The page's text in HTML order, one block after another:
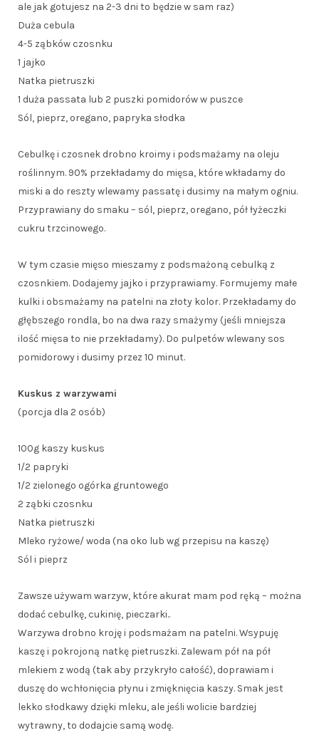
ale jak gotujesz na 2-3 dni to będzie w sam raz)
Duża cebula
4-5 ząbków czosnku
1 jajko
Natka pietruszki
1 duża passata lub 2 puszki pomidorów w puszce
Sól, pieprz, oregano, papryka słodka
Cebulkę i czosnek drobno kroimy i podsmażamy na oleju
roślinnym. 90% przekładamy do mięsa, które wkładamy do
miski a do reszty wlewamy passatę i dusimy na małym ogniu.
Przyprawiany do smaku – sól, pieprz, oregano, pół łyżeczki
cukru trzcinowego.
W tym czasie mięso mieszamy z podsmażoną cebulką z
czosnkiem. Dodajemy jajko i przyprawiamy. Formujemy małe
kulki i obsmażamy na patelni na złoty kolor. Przekładamy do
głębszego rondla, bo na dwa razy smażymy (jeśli mniejsza
ilość mięsa to nie przekładamy). Do pulpetów wlewany sos
pomidorowy i dusimy przez 10 minut.
Kuskus z warzywami
(porcja dla 2 osób)
100g kaszy kuskus
1/2 papryki
1/2 zielonego ogórka gruntowego
2 ząbki czosnku
Natka pietruszki
Mleko ryżowe/ woda (na oko lub wg przepisu na kaszę)
Sól i pieprz
Zawsze używam warzyw, które akurat mam pod ręką – można
dodać cebulkę, cukinię, pieczarki..
Warzywa drobno kroję i podsmażam na patelni. Wsypuję
kaszę i pokrojoną natkę pietruszki. Zalewam pół na pół
mlekiem z wodą (tak aby przykryło całość), doprawiam i
duszę do wchłonięcia płynu i zmięknięcia kaszy. Smak jest
lekko słodkawy dzięki mleku, ale jeśli wolicie bardziej
wytrawny, to dodajcie samą wodę.